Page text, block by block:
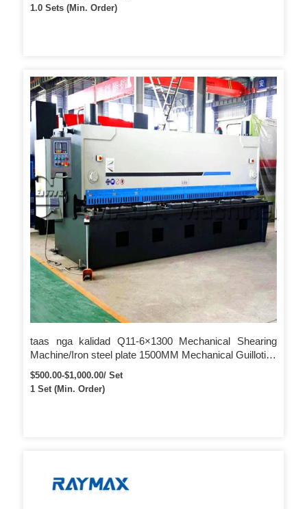
1.0 Sets (Min. Order)
taas nga kalidad Q11-6×1300 Mechanical Shearing
Machine/Iron steel plate 1500MM Mechanical Guillotine
Shearing Machine/2M METAL CUT
$500.00-$1,000.00/ Set
1 Set (Min. Order)